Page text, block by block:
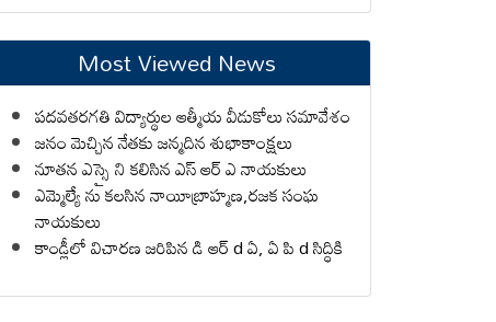
Most Viewed News
పదవతరగతి విద్యార్థుల ఆత్మీయ వీడుకోలు సమావేశం
జనం మెచ్చిన నేతకు జన్మదిన శుభాకాంక్షలు
నూతన ఎస్సై ని కలిసిన ఎస్ ఆర్ ఎ నాయకులు
ఎమ్మెల్యే ను కలసిన నాయీబ్రాహ్మణ,రజక సంఘ
నాయకులు
కాండ్లీలో విచారణ జరిపిన డి ఆర్ d ఏ, ఏ పి d సిద్ధికి